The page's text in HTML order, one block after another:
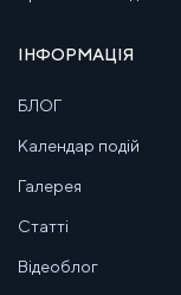
ІНФОРМАЦІЯ
БЛОГ
Календар подій
Галерея
Статті
Відеоблог